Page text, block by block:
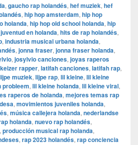
, gaucho rap holandés, hef muziek, hef
, hip hop amsterdam, hip hop
holanda, hip hop old school holanda, hip
en holanda, hits de rap holandés,
, industria musical urbana holanda,
, jonna fraser, jonna fraser holanda,
, josylvio canciones, joyas raperos
keizer rapper, latifah canciones, latifah rap,
muziek, lijpe rap, lil kleine, lil kleine
probleem, lil kleine holanda, lil kleine viral,
raperos de holanda, mejores temas rap
, movimientos juveniles holanda,
, música callejera holanda, nederlandse
holanda, nuevo rap holandés,
, producción musical rap holanda,
, rap 2023 holandés, rap conciencia